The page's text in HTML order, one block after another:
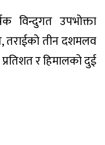
विन्दुगत उपभोक्ता
तराईको तीन दशमलव
र हिमालको दुई